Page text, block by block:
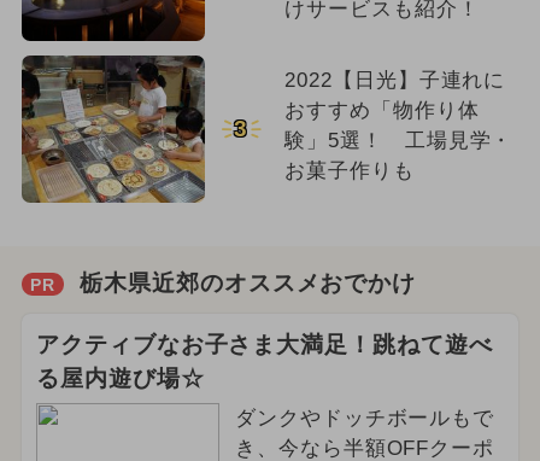
けサービスも紹介！
3
2022【日光】子連れに
おすすめ「物作り体
験」5選！ 工場見学・
お菓子作りも
PR 栃木県近郊のオススメおでかけ
アクティブなお子さま大満足！跳ねて遊べ
る屋内遊び場☆
ダンクやドッチボールもで
き、今なら半額OFFクーポ